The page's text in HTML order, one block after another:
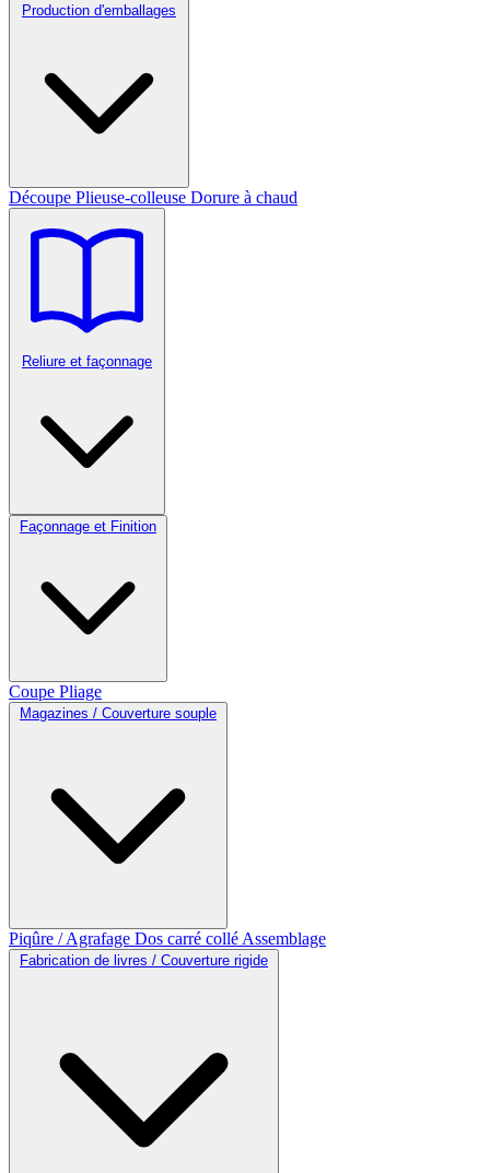
Production d'emballages
Découpe Plieuse-colleuse Dorure à chaud
Reliure et façonnage
Façonnage et Finition
Coupe Pliage
Magazines / Couverture souple
Piqûre / Agrafage Dos carré collé Assemblage
Fabrication de livres / Couverture rigide